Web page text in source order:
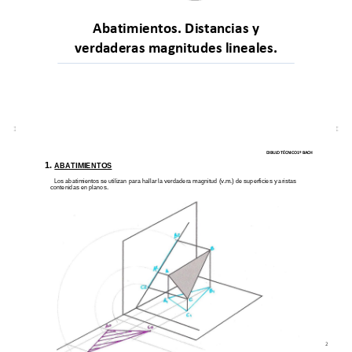
Abatimientos. Distancias y
verdaderas magnitudes lineales.
DIBUJO TÉCNICO 1º BACH
2
1. ABATIMIENTOS
Los abatimientos se utilizan para hallar la verdadera magnitud (v.m.) de superficies y aristas
contenidas en planos.